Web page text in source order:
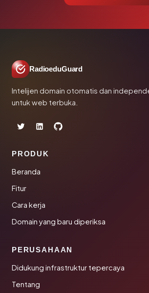
RadioeduGuard
Intelijen domain otomatis dan
untuk web terbuka.
PRODUK
Beranda
Fitur
Cara kerja
Domain yang baru diperiksa
PERUSAHAAN
Didukung infrastruktur tepercaya
Tentang